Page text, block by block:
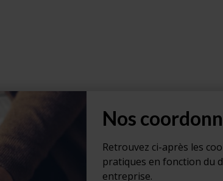
Nos
Retrouvez ci-après les
pratiques en fonction du
entreprise.